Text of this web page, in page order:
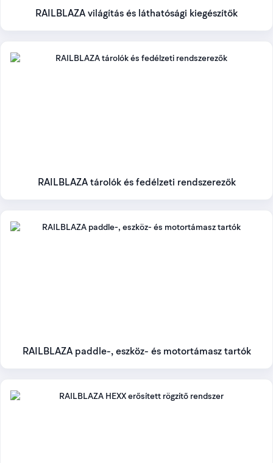
RAILBLAZA világítás és láthatósági kiegészítők
RAILBLAZA tárolók és fedélzeti rendszerezők
RAILBLAZA paddle-, eszköz- és motortámasz tartók